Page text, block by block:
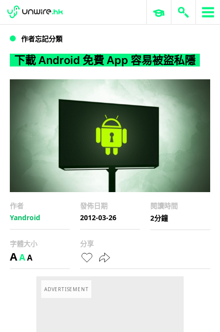
下載 Android 免費 App 容易被盜私隱
WWDC 2026 ERP 與商業 AI
作者忘記分類
下載 Android 免費 App 容易被盜私隱
作者
Yandroid
發佈日期
2012-03-26
閱讀時間
2分鐘
字體大小
AAA
分享
ADVERTISEMENT